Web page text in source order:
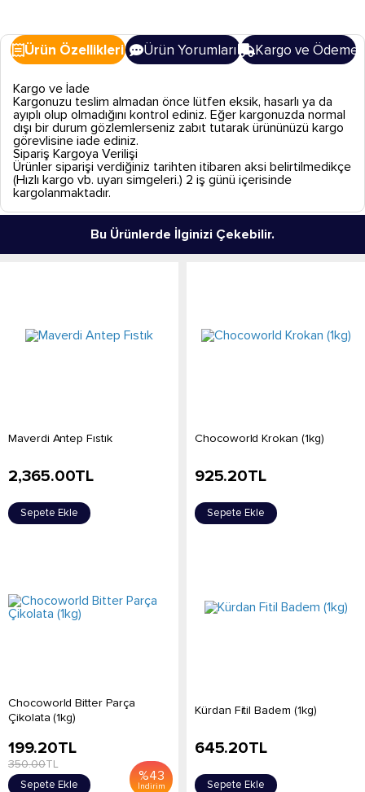
Ürün Özellikleri Ürün Yorumları Kargo ve Ödeme
Kargo ve İade
Kargonuzu teslim almadan önce lütfen eksik, hasarlı ya da
ayıplı olup olmadığını kontrol ediniz. Eğer kargonuzda normal
dışı bir durum gözlemlerseniz zabıt tutarak ürününüzü kargo
görevlisine iade ediniz.
Sipariş Kargoya Verilişi
Ürünler siparişi verdiğiniz tarihten itibaren aksi belirtilmedikçe
(Hızlı kargo vb. uyarı simgeleri.) 2 iş günü içerisinde
kargolanmaktadır.
Bu Ürünlerde İlginizi Çekebilir.
Maverdi Antep Fıstık
2,365.00TL
Sepete Ekle
Chocoworld Krokan (1kg)
925.20TL
Sepete Ekle
Chocoworld Bitter Parça
Çikolata (1kg)
%43
İndirim
199.20TL
350.00TL
Sepete Ekle
Kürdan Fitil Badem (1kg)
645.20TL
Sepete Ekle